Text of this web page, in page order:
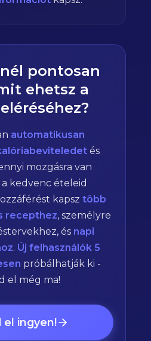
pontosan
ehetsz a
automatikusan
és
mozgásra van
kedvenc ételeid
kapsz több
recepthez, személyre
és napi
. Új felhasználók 5
próbálhatják ki -
el még ma!
el ingyen!